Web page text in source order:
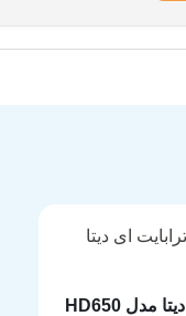
هارد اکسترنال ای دیتا مدل HD650